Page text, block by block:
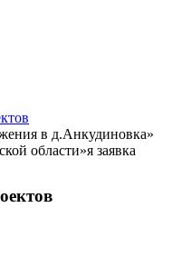
в д.Анкудиновка»
области»я заявка